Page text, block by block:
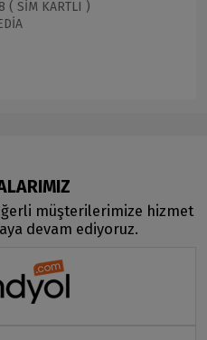
( SİM KARTLI )
müşterilerimize hizmet
devam ediyoruz.